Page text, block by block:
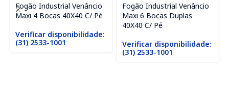
Fogão Industrial Venâncio
Maxi 4 Bocas 40X40 C/ Pé
Verificar disponibilidade:
(31) 2533-1001
Fogão Industrial Venâncio
Maxi 6 Bocas Duplas
40X40 C/ Pé
Verificar disponibilidade:
(31) 2533-1001